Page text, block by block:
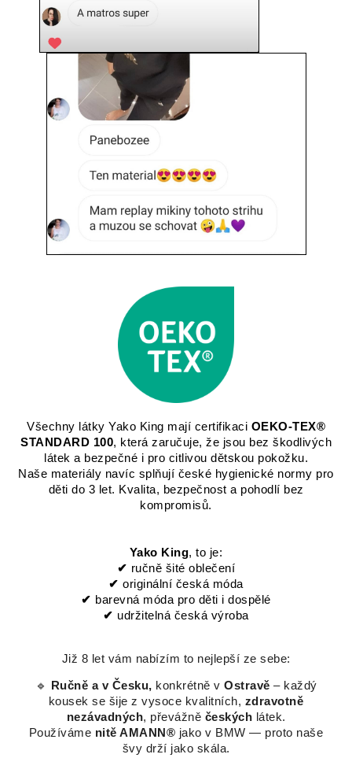
Všechny látky Yako King mají certifikaci OEKO-TEX®
STANDARD 100, která zaručuje, že jsou bez škodlivých
látek a bezpečné i pro citlivou dětskou pokožku.
Naše materiály navíc splňují české hygienické normy pro
děti do 3 let. Kvalita, bezpečnost a pohodlí bez
kompromisů.
Yako King, to je:
✔ ručně šité oblečení
✔originální česká móda
✔ barevná móda pro děti i dospělé
✔ udržitelná česká výroba
Již 8 let vám nabízím to nejlepší ze sebe:
🔹 Ručně a v Česku, konkrétně v Ostravě – každý
kousek se šije z vysoce kvalitních, zdravotně
nezávadných, převážně českých látek.
Používáme nitě AMANN® jako v BMW — proto naše
švy drží jako skála.